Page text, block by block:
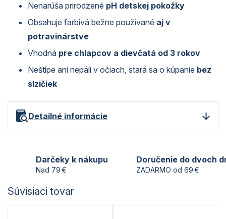
Nenarúša prirodzené pH detskej pokožky
Obsahuje farbivá bežne používané aj v
potravinárstve
Vhodná pre chlapcov a dievčatá od 3 rokov
Neštípe ani nepáli v očiach, stará sa o kúpanie bez
slzičiek
Detailné informácie
Darčeky k nákupu
Nad 79 €
Doručenie do dvoch
ZADARMO od 69 €
Súvisiaci tovar